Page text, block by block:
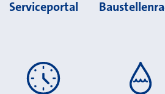
Serviceportal